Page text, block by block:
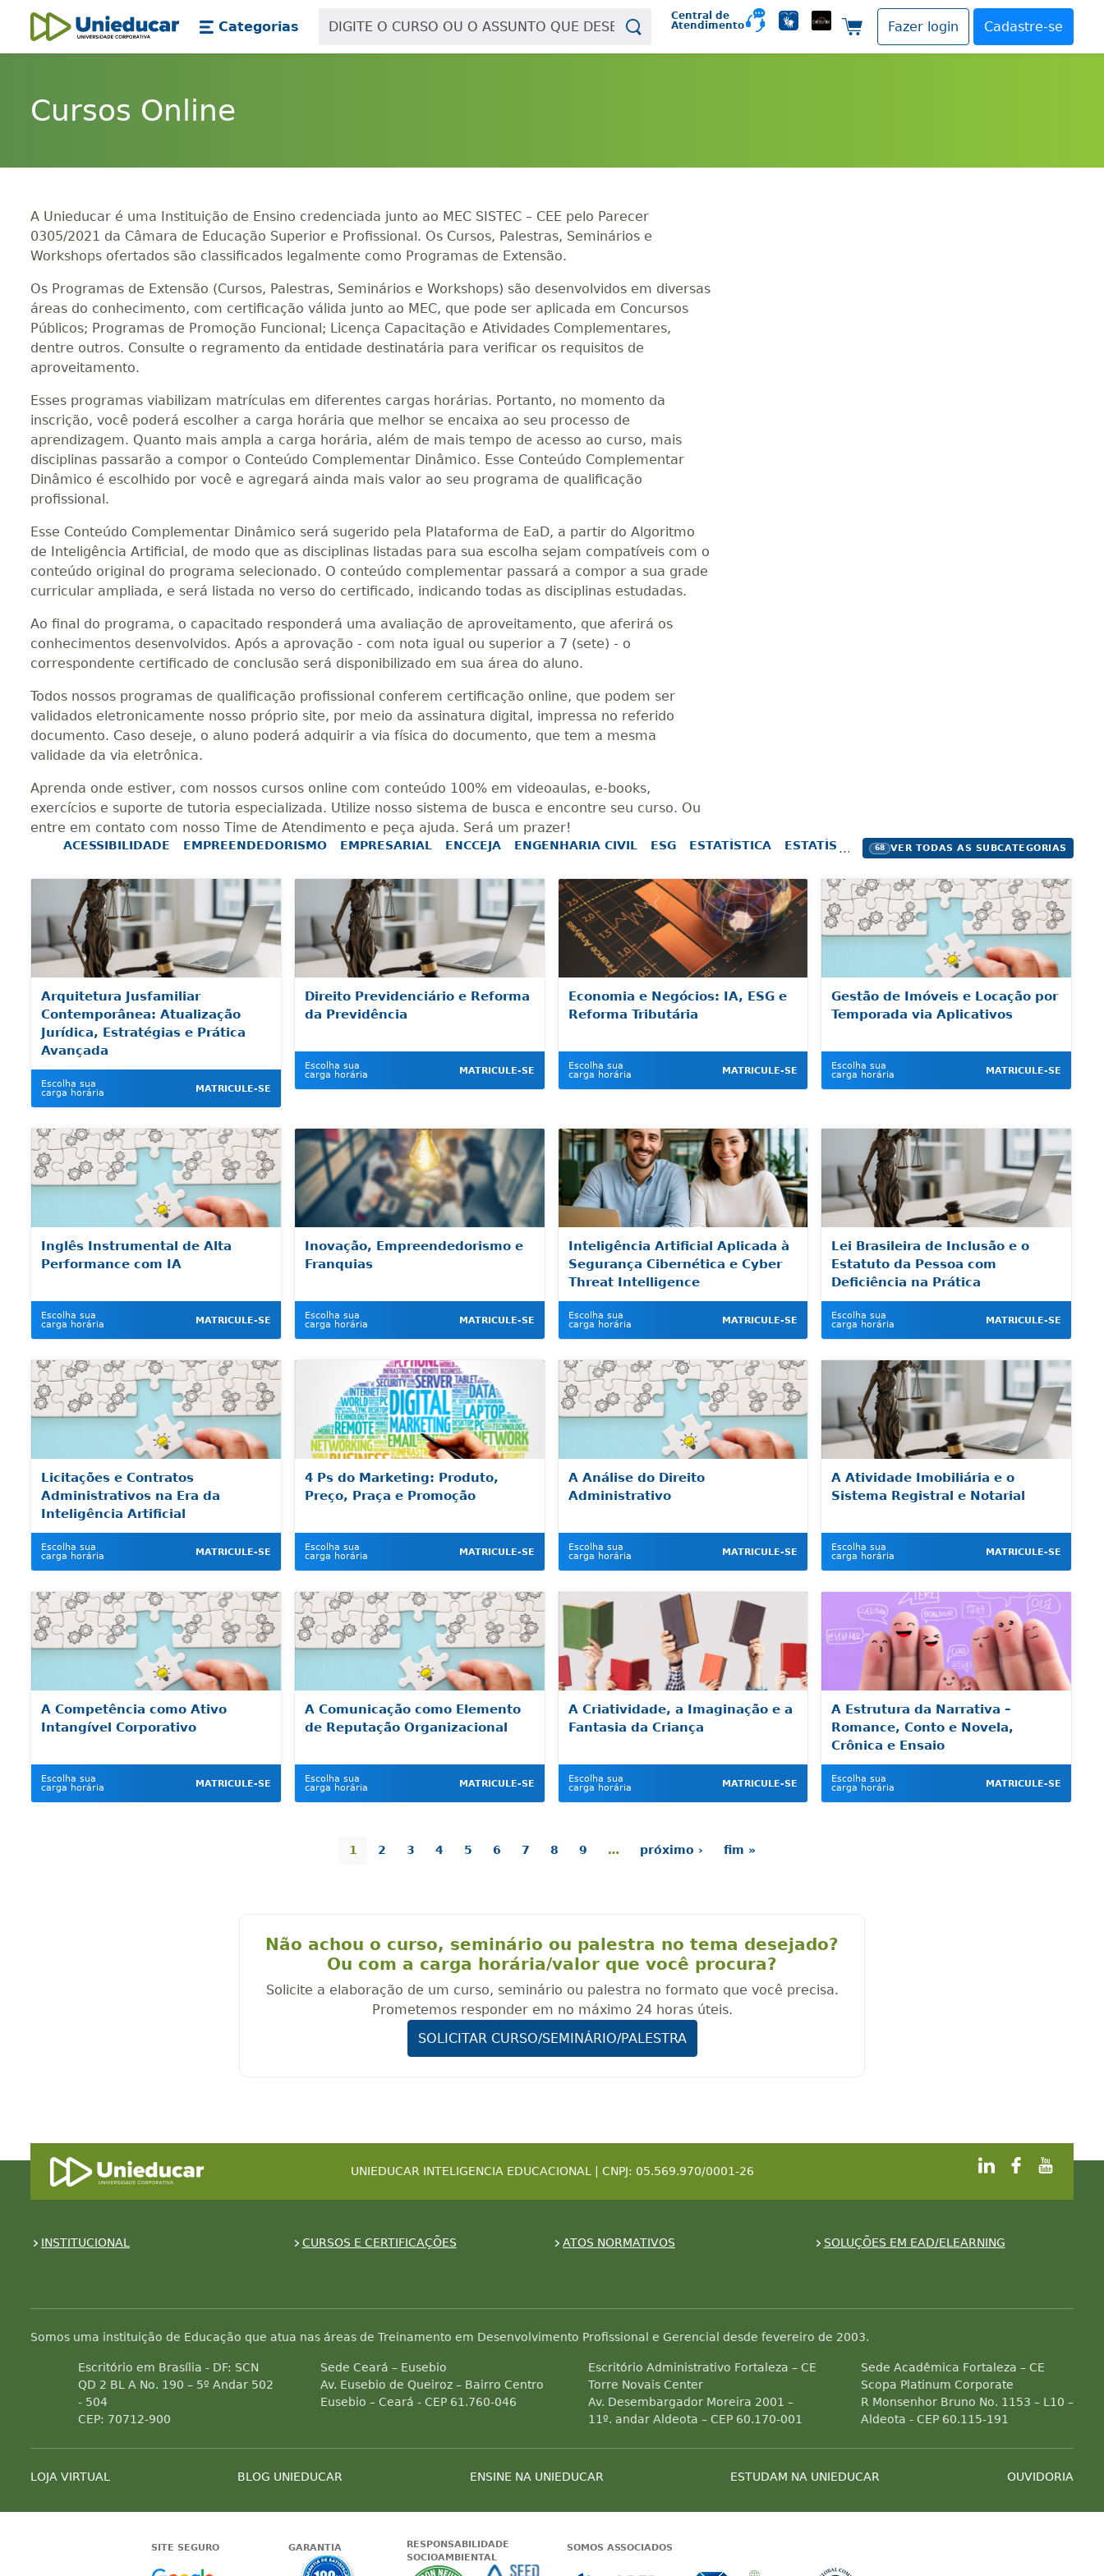
Skip main navigation
Skip to main content
Unieducar
Categorias
Central de
Atendimento
Carrinho de compras
Fazer login Cadastre-se
Cursos Online
A Unieducar é uma Instituição de Ensino credenciada junto ao MEC SISTEC – CEE pelo Parecer
0305/2021 da Câmara de Educação Superior e Profissional. Os Cursos, Palestras, Seminários e
Workshops ofertados são classificados legalmente como Programas de Extensão.
Os Programas de Extensão (Cursos, Palestras, Seminários e Workshops) são desenvolvidos em diversas
áreas do conhecimento, com certificação válida junto ao MEC, que pode ser aplicada em Concursos
Públicos; Programas de Promoção Funcional; Licença Capacitação e Atividades Complementares,
dentre outros. Consulte o regramento da entidade destinatária para verificar os requisitos de
aproveitamento.
Esses programas viabilizam matrículas em diferentes cargas horárias. Portanto, no momento da
inscrição, você poderá escolher a carga horária que melhor se encaixa ao seu processo de
aprendizagem. Quanto mais ampla a carga horária, além de mais tempo de acesso ao curso, mais
disciplinas passarão a compor o Conteúdo Complementar Dinâmico. Esse Conteúdo Complementar
Dinâmico é escolhido por você e agregará ainda mais valor ao seu programa de qualificação
profissional.
Esse Conteúdo Complementar Dinâmico será sugerido pela Plataforma de EaD, a partir do Algoritmo
de Inteligência Artificial, de modo que as disciplinas listadas para sua escolha sejam compatíveis com o
conteúdo original do programa selecionado. O conteúdo complementar passará a compor a sua grade
curricular ampliada, e será listada no verso do certificado, indicando todas as disciplinas estudadas.
Ao final do programa, o capacitado responderá uma avaliação de aproveitamento, que aferirá os
conhecimentos desenvolvidos. Após a aprovação - com nota igual ou superior a 7 (sete) - o
correspondente certificado de conclusão será disponibilizado em sua área do aluno.
Todos nossos programas de qualificação profissional conferem certificação online, que podem ser
validados eletronicamente nosso próprio site, por meio da assinatura digital, impressa no referido
documento. Caso deseje, o aluno poderá adquirir a via física do documento, que tem a mesma
validade da via eletrônica.
Aprenda onde estiver, com nossos cursos online com conteúdo 100% em videoaulas, e-books,
exercícios e suporte de tutoria especializada. Utilize nosso sistema de busca e encontre seu curso. Ou
entre em contato com nosso Time de Atendimento e peça ajuda. Será um prazer!
68 VER TODAS AS SUBCATEGORIAS
ACESSIBILIDADE EMPREENDEDORISMO EMPRESARIAL ENCCEJA ENGENHARIA CIVIL ESG ESTATÍSTICA ESTATÍSTICA APLICADA À GESTÃO PÚBLICA
Arquitetura Jusfamiliar
Contemporânea: Atualização
Jurídica, Estratégias e Prática
Avançada
Escolha sua
carga horária
MATRICULE-SE
Direito Previdenciário e Reforma
da Previdência
Escolha sua
carga horária
MATRICULE-SE
Economia e Negócios: IA, ESG e
Reforma Tributária
Escolha sua
carga horária
MATRICULE-SE
Gestão de Imóveis e Locação por
Temporada via Aplicativos
Escolha sua
carga horária
MATRICULE-SE
Inglês Instrumental de Alta
Performance com IA
Escolha sua
carga horária
MATRICULE-SE
Inovação, Empreendedorismo e
Franquias
Escolha sua
carga horária
MATRICULE-SE
Inteligência Artificial Aplicada à
Segurança Cibernética e Cyber
Threat Intelligence
Escolha sua
carga horária
MATRICULE-SE
Lei Brasileira de Inclusão e o
Estatuto da Pessoa com
Deficiência na Prática
Escolha sua
carga horária
MATRICULE-SE
Licitações e Contratos
Administrativos na Era da
Inteligência Artificial
Escolha sua
carga horária
MATRICULE-SE
4 Ps do Marketing: Produto,
Preço, Praça e Promoção
Escolha sua
carga horária
MATRICULE-SE
A Análise do Direito
Administrativo
Escolha sua
carga horária
MATRICULE-SE
A Atividade Imobiliária e o
Sistema Registral e Notarial
Escolha sua
carga horária
MATRICULE-SE
A Competência como Ativo
Intangível Corporativo
Escolha sua
carga horária
MATRICULE-SE
A Comunicação como Elemento
de Reputação Organizacional
Escolha sua
carga horária
MATRICULE-SE
A Criatividade, a Imaginação e a
Fantasia da Criança
Escolha sua
carga horária
MATRICULE-SE
A Estrutura da Narrativa –
Romance, Conto e Novela,
Crônica e Ensaio
Escolha sua
carga horária
MATRICULE-SE
1 2 3 4 5 6 7 8 9 … próximo › fim »
Não achou o curso, seminário ou palestra no tema desejado?
Ou com a carga horária/valor que você procura?
Solicite a elaboração de um curso, seminário ou palestra no formato que você precisa.
Prometemos responder em no máximo 24 horas úteis.
SOLICITAR CURSO/SEMINÁRIO/PALESTRA
UNIEDUCAR INTELIGENCIA EDUCACIONAL | CNPJ: 05.569.970/0001-26
INSTITUCIONAL CURSOS E CERTIFICAÇÕES ATOS NORMATIVOS SOLUÇÕES EM EAD/ELEARNING
Somos uma instituição de Educação que atua nas áreas de Treinamento em Desenvolvimento Profissional e Gerencial desde fevereiro de 2003.
Escritório em Brasília - DF: SCN
QD 2 BL A No. 190 – 5º Andar 502
- 504
CEP: 70712-900
Sede Ceará – Eusebio
Av. Eusebio de Queiroz – Bairro Centro
Eusebio – Ceará - CEP 61.760-046
Escritório Administrativo Fortaleza – CE
Torre Novais Center
Av. Desembargador Moreira 2001 –
11º. andar Aldeota – CEP 60.170-001
Sede Acadêmica Fortaleza – CE
Scopa Platinum Corporate
R Monsenhor Bruno No. 1153 – L10 –
Aldeota - CEP 60.115-191
LOJA VIRTUAL BLOG UNIEDUCAR ENSINE NA UNIEDUCAR ESTUDAM NA UNIEDUCAR OUVIDORIA
SITE SEGURO
Google - Status do site no Navegação segura
GARANTIA
Garantia de satisfação
RESPONSABILIDADE
SOCIOAMBIENTAL
A Unieducar neutraliza a emissão de gases de efeito estufa
Seed Surf Escola projeto social
SOMOS ASSOCIADOS